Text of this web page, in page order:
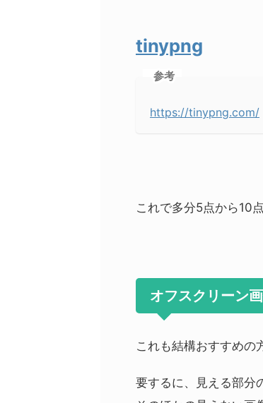
tinypng
参考
https://tinypng.com/
これで多分5点から10
オフスクリーン
これも結構おすすめの
要するに、見える部分